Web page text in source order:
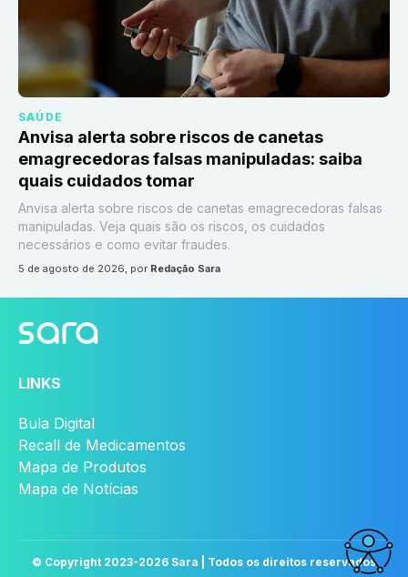
SAÚDE
Anvisa alerta sobre riscos de canetas
emagrecedoras falsas manipuladas: saiba
quais cuidados tomar
Anvisa alerta sobre riscos de canetas emagrecedoras falsas
manipuladas. Veja quais são os riscos, os cuidados
necessários e como evitar fraudes.
5 de agosto de 2026 , por Redação Sara
LINKS
Bula Digital
Recall de Medicamentos
Mapa de Produtos
Mapa de Notícias
© Copyright 2023-2026 Sara | Todos os direitos reservados